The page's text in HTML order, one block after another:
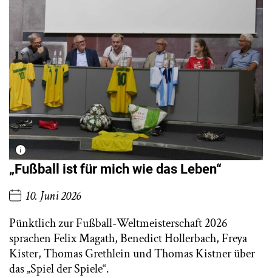
„Fußball ist für mich wie das Leben“
10. Juni 2026
Pünktlich zur Fußball-Weltmeisterschaft 2026
sprachen Felix Magath, Benedict Hollerbach, Freya
Kister, Thomas Grethlein und Thomas Kistner über
das „Spiel der Spiele“.